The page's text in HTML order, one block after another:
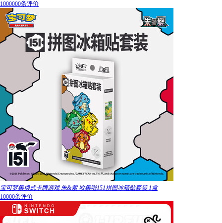
1000000条评价
宝可梦集换式卡牌游戏 朱&紫 收集啦151拼图冰箱贴套装 1盒
10000条评价